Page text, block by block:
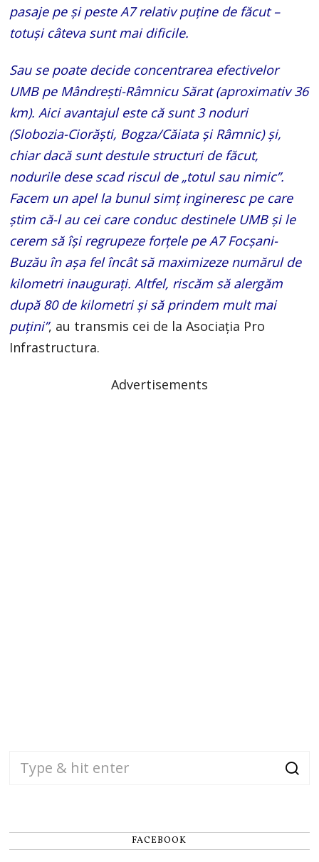
pasaje pe și peste A7 relativ puține de făcut –
totuși câteva sunt mai dificile.
Sau se poate decide concentrarea efectivelor
UMB pe Mândrești-Râmnicu Sărat (aproximativ 36
km). Aici avantajul este că sunt 3 noduri
(Slobozia-Ciorăști, Bogza/Căiata și Râmnic) și,
chiar dacă sunt destule structuri de făcut,
nodurile dese scad riscul de „totul sau nimic”.
Facem un apel la bunul simț ingineresc pe care
știm că-l au cei care conduc destinele UMB și le
cerem să își regrupeze forțele pe A7 Focșani-
Buzău în așa fel încât să maximizeze numărul de
kilometri inaugurați. Altfel, riscăm să alergăm
după 80 de kilometri și să prindem mult mai
puțini”, au transmis cei de la Asociația Pro
Infrastructura.
Advertisements
FACEBOOK